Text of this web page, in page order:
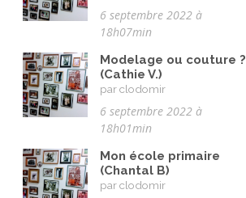
Pandémie Covid 19 (4)
Racisme (10)
Religion, valeurs et éthique
Rencontres interculturelles
Retraite (4)
Rêves (12)
6 septembre 2022 à
18h07min
Modelage ou couture ?
(Cathie V.)
par clodomir
6 septembre 2022 à
18h01min
Mon école primaire
(Chantal B)
par clodomir